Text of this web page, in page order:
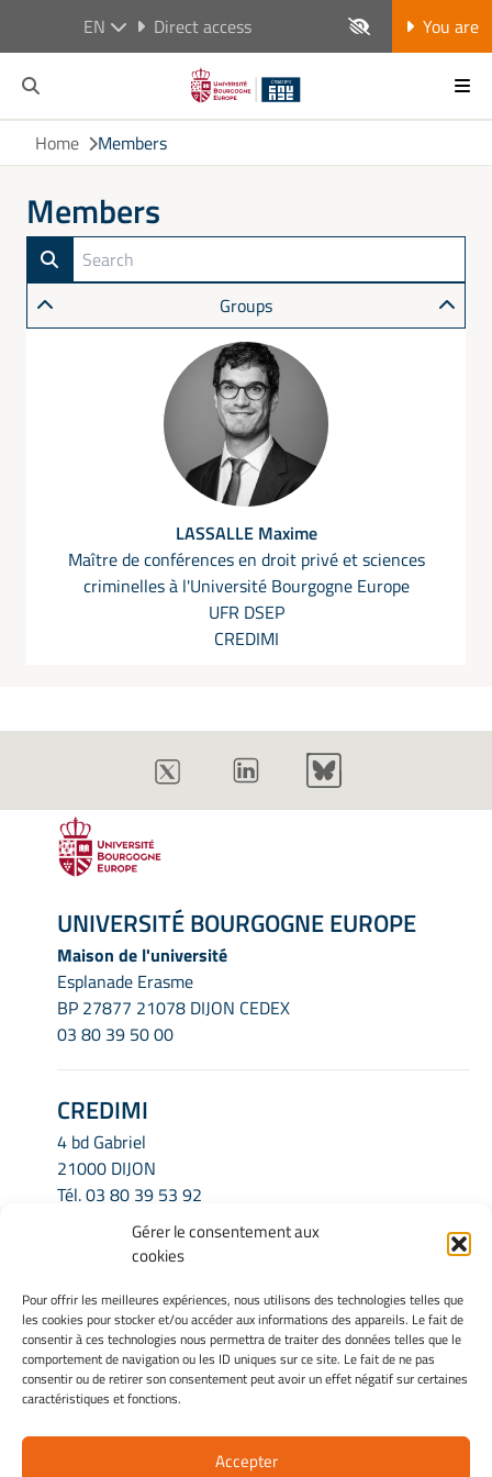
Gérer le consentement aux
cookies
Pour offrir les meilleures expériences, nous utilisons des technologies telles que
les cookies pour stocker et/ou accéder aux informations des appareils. Le fait de
consentir à ces technologies nous permettra de traiter des données telles que le
comportement de navigation ou les ID uniques sur ce site. Le fait de ne pas
consentir ou de retirer son consentement peut avoir un effet négatif sur certaines
caractéristiques et fonctions.
Accepter
EN Direct access You are
Home Members
Members
Groups
LASSALLE Maxime
Maître de conférences en droit privé et sciences
criminelles à l'Université Bourgogne Europe
UFR DSEP
CREDIMI
UNIVERSITÉ BOURGOGNE EUROPE
Maison de l'université
Esplanade Erasme
BP 27877 21078 DIJON CEDEX
03 80 39 50 00
CREDIMI
4 bd Gabriel
21000 DIJON
Tél.03 80 39 53 92
credimi.secretariat@u-bourgogne.fr
INFORMATIONS LÉGALES
Mentions légales
Gérer mes cookies
Politique de cookies
Déclaration de confidentialité
Avertissement